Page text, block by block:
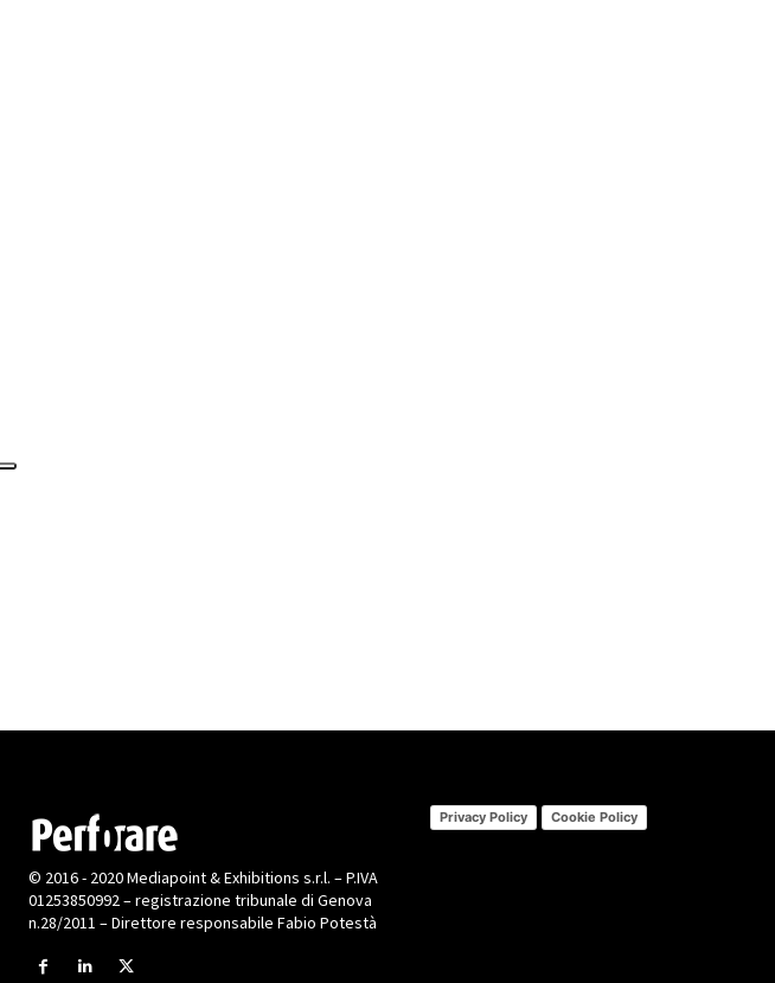
© 2016 - 2020 Mediapoint & Exhibitions s.r.l. – P.IVA
01253850992 – registrazione tribunale di Genova
n.28/2011 – Direttore responsabile Fabio Potestà
Privacy Policy Cookie Policy